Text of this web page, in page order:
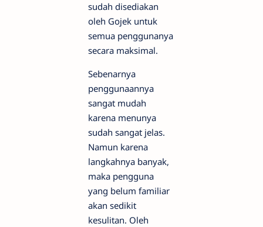
sudah disediakan
oleh Gojek untuk
semua penggunanya
secara maksimal.
Sebenarnya
penggunaannya
sangat mudah
karena menunya
sudah sangat jelas.
Namun karena
langkahnya banyak,
maka pengguna
yang belum familiar
akan sedikit
kesulitan. Oleh